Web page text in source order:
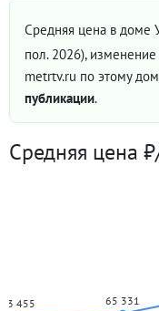
Средняя цена в доме
пол. 2026),
metrtv.ru по этому
публикации.
Средняя цена
63 455 65 331